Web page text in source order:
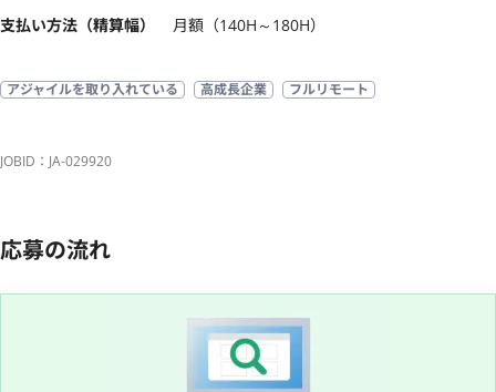
支払い方法（精算幅）
月額（140H～180H）
アジャイルを取り入れている 高成長企業 フルリモート
JOBID：JA-029920
応募の流れ